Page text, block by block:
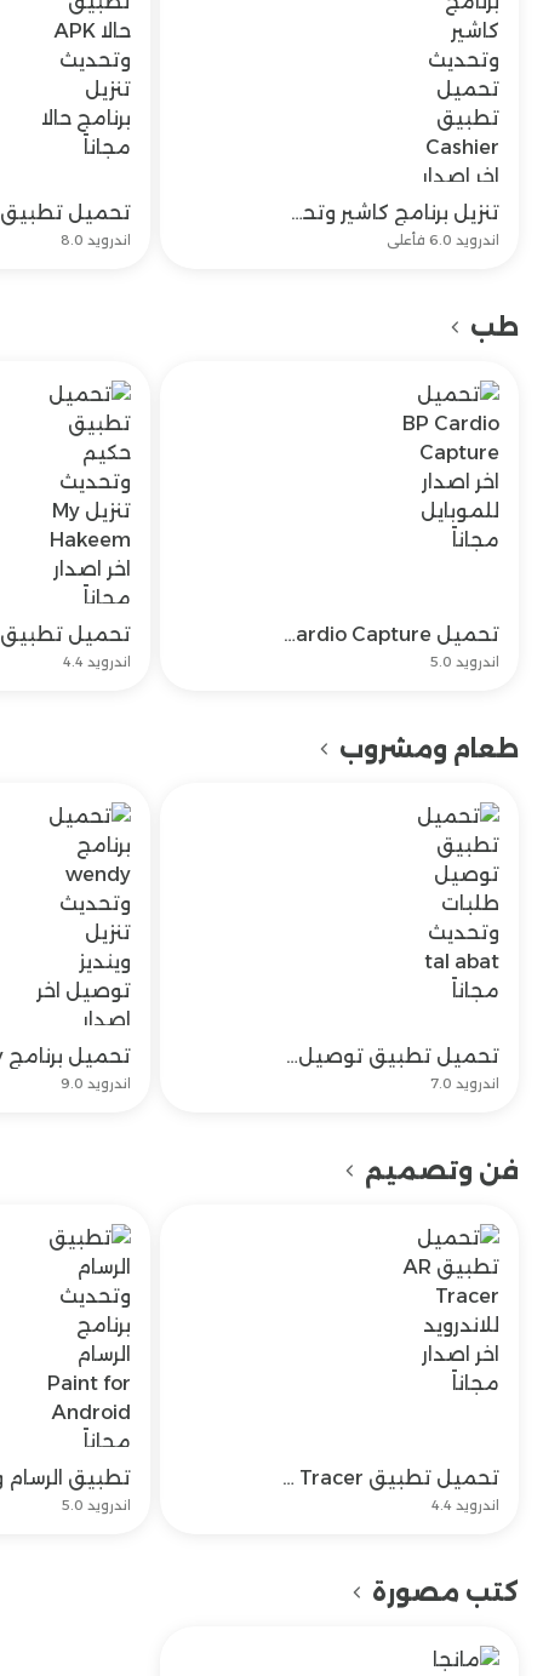
تنزيل برنامج كاشير وتحديث تحميل تطبيق Cashier اخر اصدار
اندرويد 6.0 فأعلى اندرويد 8.0
طب
تحميل BP Cardio Capture اخر اصدار للموبايل مجاناً
اندرويد 5.0 اندرويد 4.4
طعام ومشروب
تحميل تطبيق توصيل طلبات وتحديث tal abat مجاناً
اندرويد 7.0 اندرويد 9.0
فن وتصميم
تحميل تطبيق AR Tracer للاندرويد اخر اصدار مجاناً
اندرويد 4.4 اندرويد 5.0
كتب مصورة